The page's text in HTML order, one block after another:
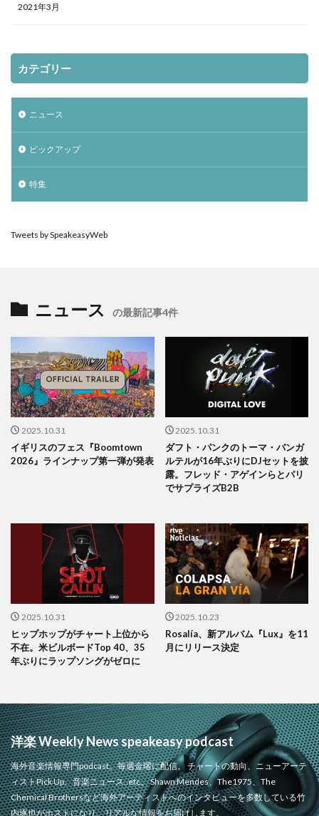
2021年3月
カテゴリー
ニュース
ピックアップ
特集
Tweets by SpeakeasyWeb
ニュース の最新記事4件
2025.10.31
イギリスのフェス『Boomtown
2026』ラインナップ第一弾が発表
2025.10.31
ダフト・パンクのトーマ・バンガ
ルテルが16年ぶりにDJセットを披
露。フレッド・アゲインらとパリ
でサプライズB2B
2025.10.31
ヒップホップがチャート上位から
不在。米ビルボードTop 40、35
年ぶりにラップソングがゼロに
2025.10.23
Rosalía、新アルバム『Lux』を11
月にリリース決定
洋楽 Weekly News speakeasy podcast
海外音楽情報専門podcast。毎週金曜に配信。 チャートの動向、ニューアーテ
ィストPick Up、音楽ニュース..etc。 Shawn Mendes、The1975、The
Chemical Brothersなど海外アーティストへのインタビューを多数している竹
内琢也がホストになり、リアルな情報をお届けします。